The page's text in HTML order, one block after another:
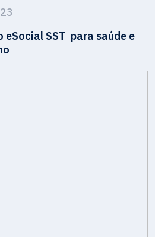
eSocial SST para saúde e